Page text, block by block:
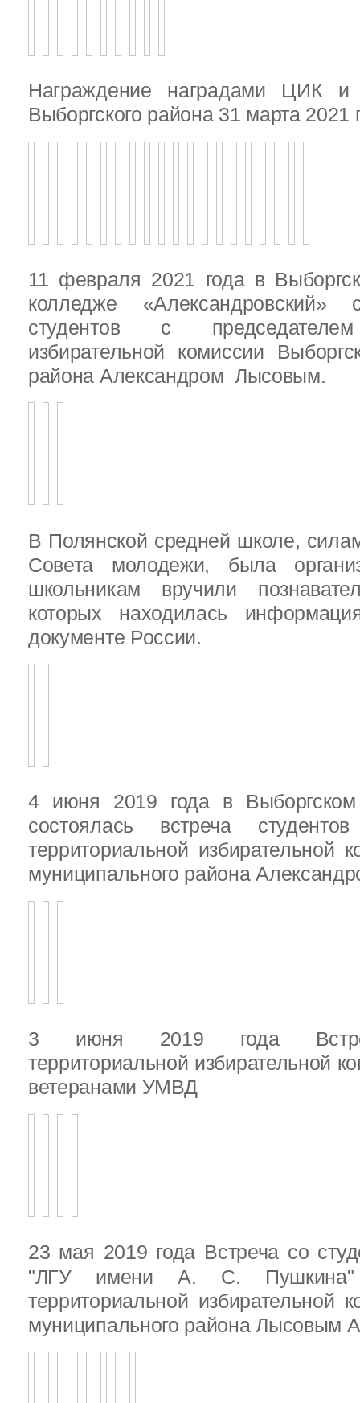
Награждение наградами ЦИК
Выборгского района 31 марта 2021
11 февраля 2021 года в
колледже «Александровский»
студентов с председателем
избирательной комиссии
района Александром Лысовым.
В Полянской средней школе,
Совета молодежи, была
школьникам вручили
которых находилась
документе России.
4 июня 2019 года в
состоялась встреча
территориальной избирательной
муниципального района
3 июня 2019 года
территориальной избирательной
ветеранами УМВД
23 мая 2019 года Встреча со
"ЛГУ имени А. С. Пушкина"
территориальной избирательной
муниципального района Лысовым